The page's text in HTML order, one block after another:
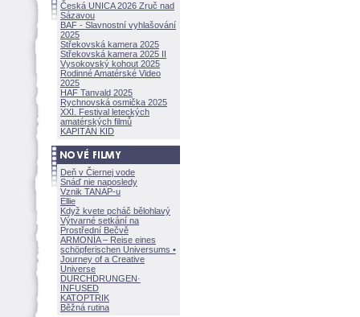
Česká UNICA 2026 Zruč nad
Sázavou
BAF - Slavnostní vyhlašování
2025
Střekovská kamera 2025
Střekovská kamera 2025 II
Vysokovský kohout 2025
Rodinné Amatérské Video
2025
HAF Tanvald 2025
Rychnovská osmička 2025
XXI. Festival leteckých
amatérských filmů
KAPITÁN KID
Deň v Čiernej vode
Snáď nie naposledy
Vznik TANAP-u
Ellie
Když kvete pcháč bělohlavý
Výtvarné setkání na
Prostřední Bečvě
ARMONÍA – Reise eines
schöpferischen Universums •
Journey of a Creative
Universe
DURCHDRUNGEN·
INFUSED
KATOPTRIK
Běžná rutina